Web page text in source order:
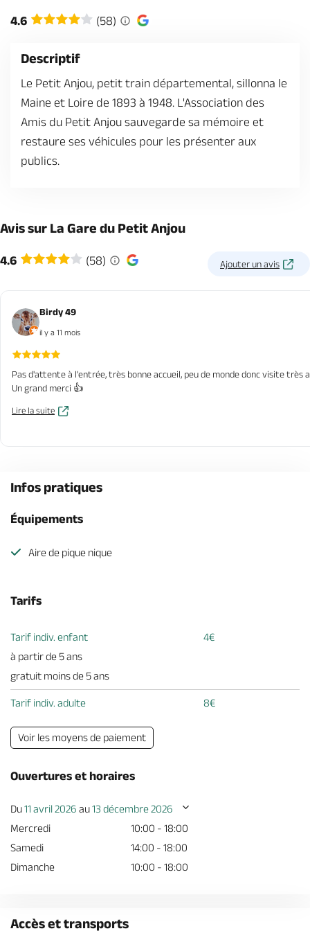
Brochures & Cartes Offices de tourisme Comment venir ? Ecrivez-nous
4.6 (58)
Descriptif
Le Petit Anjou, petit train départemental, sillonna le
Maine et Loire de 1893 à 1948. L'Association des
Amis du Petit Anjou sauvegarde sa mémoire et
restaure ses véhicules pour les présenter aux
publics.
Avis sur La Gare du Petit Anjou
4.6 (58) Ajouter un avis
Birdy 49
il y a 11 mois
Pas d'attente à l'entrée, très bonne accueil, peu de monde donc visite
Un grand merci 👍
Lire la suite
Infos pratiques
Équipements
Aire de pique nique
Tarifs
Tarif indiv. enfant
4€
à partir de 5 ans
gratuit moins de 5 ans
Tarif indiv. adulte 8€
Voir les moyens de paiement
Ouvertures et horaires
Du11 avril 2026 au13 décembre 2026
Mercredi
10:00 - 18:00
Samedi
14:00 - 18:00
Dimanche
10:00 - 18:00
Accès et transports